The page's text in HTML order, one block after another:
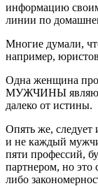
информацию
линии по
Многие думали,
например,
Одна женщина
МУЖЧИНЫ
далеко от истины.
Опять же, следует
и не каждый
пяти профессий,
партнером, но это
либо